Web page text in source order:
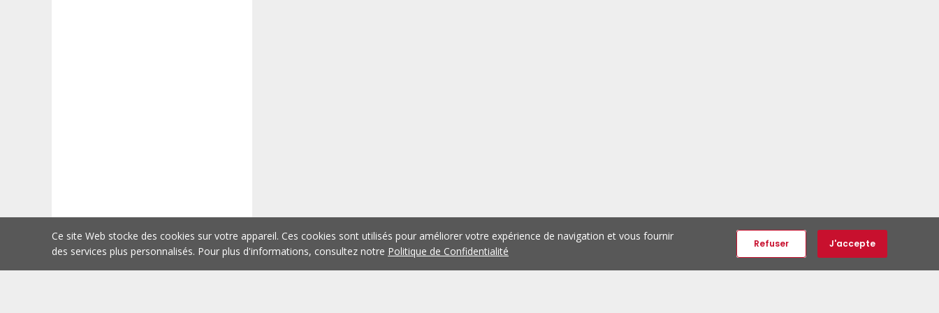
Ce site Web stocke des cookies sur votre appareil. Ces cookies sont utilisés pour améliorer votre expérience de navigation et vous fournir
des services plus personnalisés. Pour plus d'informations, consultez notre Politique de Confidentialité
Refuser J'accepte